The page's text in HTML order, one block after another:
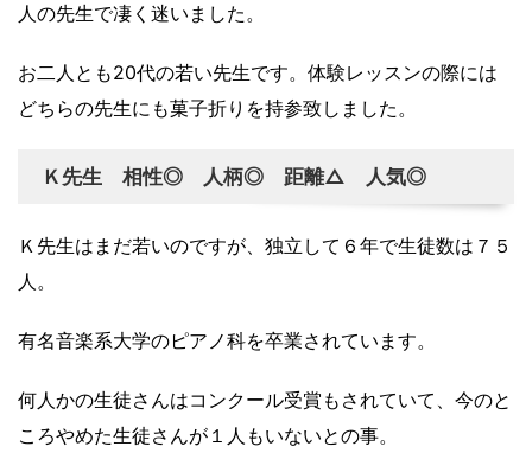
人の先生で凄く迷いました。
お二人とも20代の若い先生です。体験レッスンの際には
どちらの先生にも菓子折りを持参致しました。
Ｋ先生 相性◎ 人柄◎ 距離△ 人気◎
Ｋ先生はまだ若いのですが、独立して６年で生徒数は７５
人。
有名音楽系大学のピアノ科を卒業されています。
何人かの生徒さんはコンクール受賞もされていて、今のと
ころやめた生徒さんが１人もいないとの事。